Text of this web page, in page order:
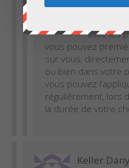
Bonjour
avec les
vous pouvez
sur vous,
ou bien dans votre
vous pouvez
régulièrement, lors
la durée de votre
Keller Dany